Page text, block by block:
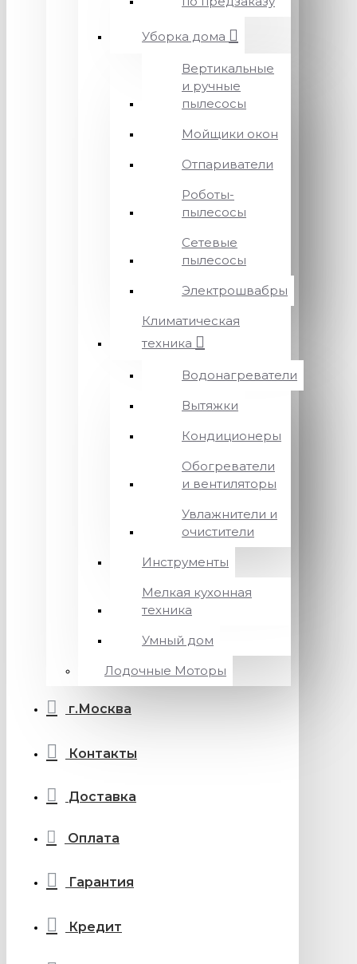
Уборка дома
Вертикальные
и ручные
пылесосы
Мойщики окон
Отпариватели
Роботы-
пылесосы
Сетевые
пылесосы
Электрошвабры
Климатическая
техника
Водонагреватели
Вытяжки
Кондиционеры
Обогреватели
и вентиляторы
Увлажнители и
очистители
Инструменты
Мелкая кухонная
техника
Умный дом
Лодочные Моторы
г.Москва
Контакты
Доставка
Оплата
Гарантия
Кредит